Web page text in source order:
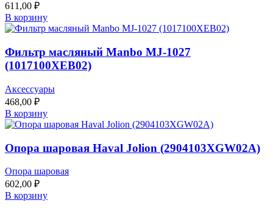
611,00 ₽
В корзину
Фильтр масляный Manbo MJ-1027
(1017100XEB02)
Аксессуары
468,00 ₽
В корзину
Опора шаровая Haval Jolion (2904103XGW02A)
Опора шаровая
602,00 ₽
В корзину